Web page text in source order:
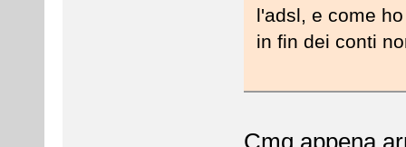
l'adsl, e come
in fin dei conti
Cmq appena